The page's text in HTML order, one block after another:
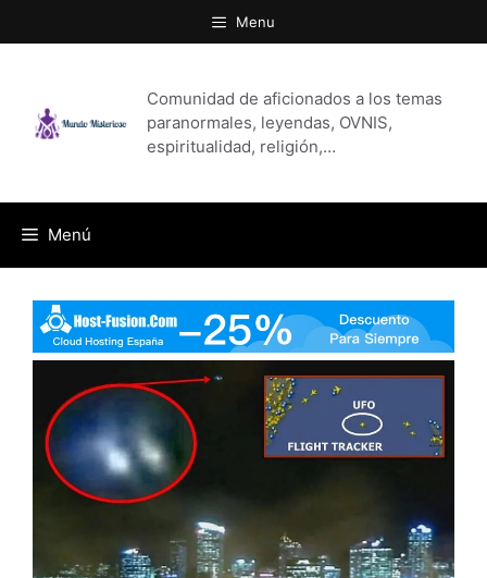
al
Menu
Comunidad de aficionados a los temas
paranormales, leyendas, OVNIS,
espiritualidad, religión,…
Menú